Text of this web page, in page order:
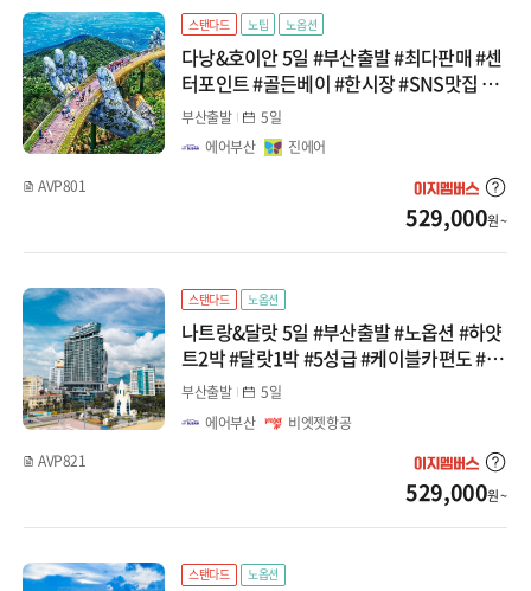
지방출발
스탠다드 노팁 노옵션
다낭&호이안 5일 #부산출발 #최다판매 #센
터포인트 #골든베이 #한시장 #SNS맛집 #
마사지2회 #바나힐 #호이안시티투어 #패키
부산출발
5일
에어부산
진에어
AVP801
529,000원 ~
스탠다드 노옵션
나트랑&달랏 5일 #부산출발 #노옵션 #하얏
트2박 #달랏1박 #5성급 #케이블카편도 #레
일바이크 #지프차체험 #달랏야시장
부산출발
5일
에어부산
비엣젯항공
AVP821
529,000원 ~
스탠다드 노옵션